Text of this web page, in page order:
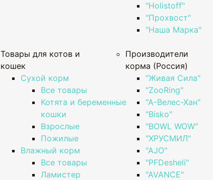
"Holistoff"
"Прохвост"
"Наша Марка"
Товары для котов и
кошек
Сухой корм
Все товары
Котята и беременные
кошки
Взрослые
Пожилые
Влажный корм
Все товары
Ламистер
Производители
корма (Россия)
"Живая Сила"
"ZooRing"
"А-Велес-Хан"
"Bisko"
"BOWL WOW"
"ХРУСМИЛ"
"AJO"
"PFDesheli"
"AVANCE"